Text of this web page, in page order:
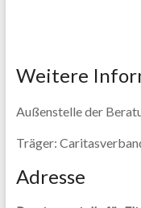
Weitere
Außenstelle der
Träger:
Adresse